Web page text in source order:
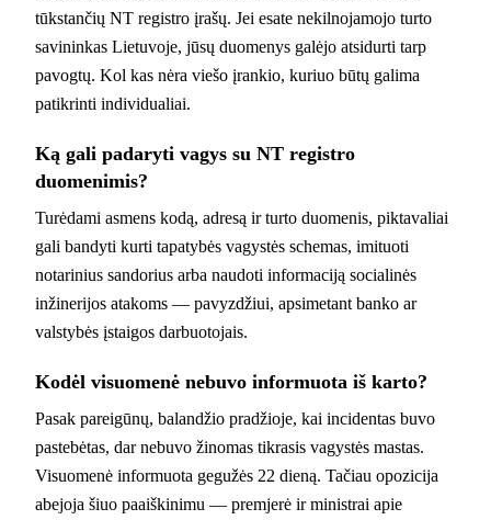
tūkstančių NT registro įrašų. Jei esate nekilnojamojo turto
savininkas Lietuvoje, jūsų duomenys galėjo atsidurti tarp
pavogtų. Kol kas nėra viešo įrankio, kuriuo būtų galima
patikrinti individualiai.
Ką gali padaryti vagys su NT registro
duomenimis?
Turėdami asmens kodą, adresą ir turto duomenis, piktavaliai
gali bandyti kurti tapatybės vagystės schemas, imituoti
notarinius sandorius arba naudoti informaciją socialinės
inžinerijos atakoms — pavyzdžiui, apsimetant banko ar
valstybės įstaigos darbuotojais.
Kodėl visuomenė nebuvo informuota iš karto?
Pasak pareigūnų, balandžio pradžioje, kai incidentas buvo
pastebėtas, dar nebuvo žinomas tikrasis vagystės mastas.
Visuomenė informuota gegužės 22 dieną. Tačiau opozicija
abejoja šiuo paaiškinimu — premjerė ir ministrai apie